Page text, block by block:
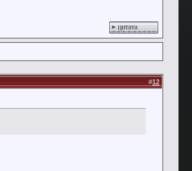
цитата
#12